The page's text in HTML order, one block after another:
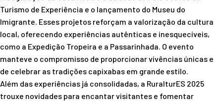
Turismo de Experiência e o lançamento do Museu do
Imigrante. Esses projetos reforçam a valorização da cultura
local, oferecendo experiências autênticas e inesquecíveis,
como a Expedição Tropeira e a Passarinhada. O evento
manteve o compromisso de proporcionar vivências únicas e
de celebrar as tradições capixabas em grande estilo.
Além das experiências já consolidadas, a RuralturES 2025
trouxe novidades para encantar visitantes e fomentar